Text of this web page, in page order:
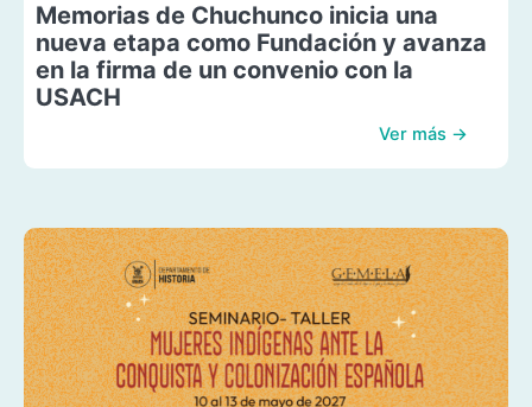
Memorias de Chuchunco inicia una
nueva etapa como Fundación y avanza
en la firma de un convenio con la
USACH
Ver más →